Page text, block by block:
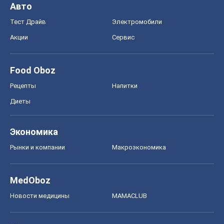
Авто
Тест Драйв Электромобили
Акции Сервис
Food Oboz
Рецепты Напитки
Диеты
Экономика
Рынки и компании Mакроэкономика
MedOboz
Новости медицины MAMACLUB